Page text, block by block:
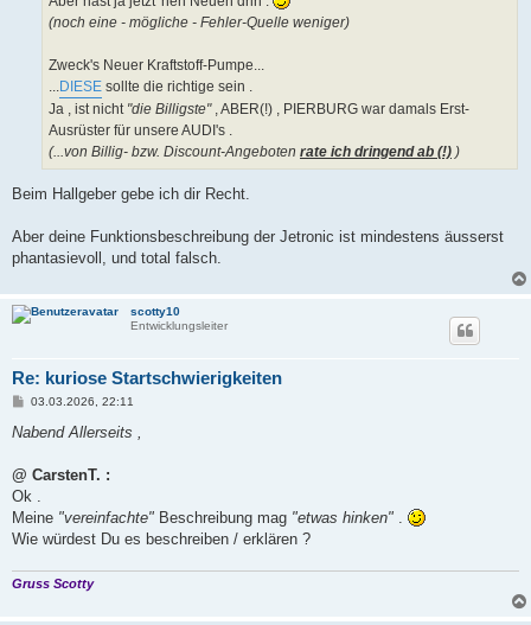
(noch eine - mögliche - Fehler-Quelle weniger)
Zweck's Neuer Kraftstoff-Pumpe...
...DIESE sollte die richtige sein .
Ja , ist nicht "die Billigste", ABER(!) , PIERBURG war damals Erst-
Ausrüster für unsere AUDI's .
(...von Billig- bzw. Discount-Angeboten rate ich dringend ab (!) )
Beim Hallgeber gebe ich dir Recht.
Aber deine Funktionsbeschreibung der Jetronic ist mindestens äusserst
phantasievoll, und total falsch.
scotty10
Entwicklungsleiter
Re: kuriose Startschwierigkeiten
B
i
a
03.03.2026, 22:11
Nabend Allerseits ,
@ CarstenT. :
Ok .
Meine "vereinfachte" Beschreibung mag "etwas hinken"
Wie würdest Du es beschreiben / erklären ?
Gruss Scotty